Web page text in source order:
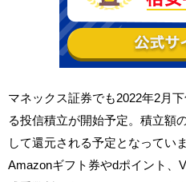
マネックス証券でも2022年2月
る投信積立が開始予定。積立額
して還元される予定となってい
Amazonギフト券やdポイント、